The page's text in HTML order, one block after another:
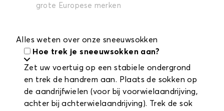
grote Europese merken
Alles weten over onze sneeuwsokken
Hoe trek je sneeuwsokken aan?
Zet uw voertuig op een stabiele ondergrond
en trek de handrem aan. Plaats de sokken op
de aandrijfwielen (voor bij voorwielaandrijving,
achter bij achterwielaandrijving). Trek de sok